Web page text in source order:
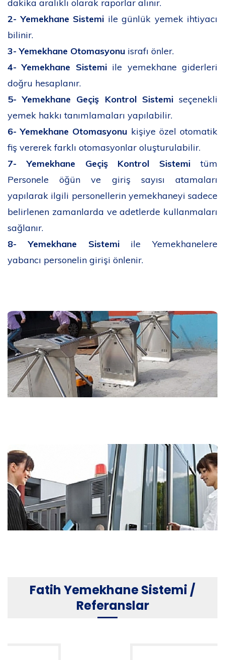
dakika aralıklı olarak raporlar alınır.
2- Yemekhane Sistemi ile günlük yemek ihtiyacı
bilinir.
3- Yemekhane Otomasyonu israfı önler.
4- Yemekhane Sistemiile yemekhane giderleri
doğru hesaplanır.
5- Yemekhane Geçiş Kontrol Sistemiseçenekli
yemek hakkı tanımlamaları yapılabilir.
6- Yemekhane Otomasyonu kişiye özel otomatik
fiş vererek farklı otomasyonlar oluşturulabilir.
7-
Yemekhane Geçiş Kontrol Sistemi tüm
Personele öğün ve giriş sayısı atamaları
yapılarak ilgili personellerin yemekhaneyi sadece
belirlenen zamanlarda ve adetlerde kullanmaları
sağlanır.
8-
Yemekhane Sistemiile Yemekhanelere
yabancı personelin girişi önlenir.
Fatih Yemekhane Sistemi /
Referanslar